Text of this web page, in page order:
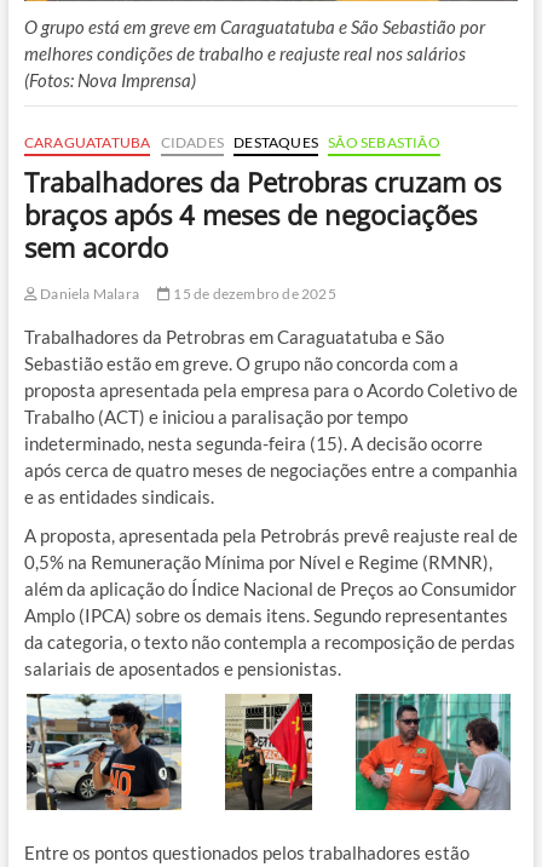
O grupo está em greve em Caraguatatuba e São Sebastião por
melhores condições de trabalho e reajuste real nos salários
(Fotos: Nova Imprensa)
CARAGUATATUBA CIDADES DESTAQUES SÃO SEBASTIÃO
Trabalhadores da Petrobras cruzam os
braços após 4 meses de negociações
sem acordo
Daniela Malara 15 de dezembro de 2025
Trabalhadores da Petrobras em Caraguatatuba e São
Sebastião estão em greve. O grupo não concorda com a
proposta apresentada pela empresa para o Acordo Coletivo de
Trabalho (ACT) e iniciou a paralisação por tempo
indeterminado, nesta segunda-feira (15). A decisão ocorre
após cerca de quatro meses de negociações entre a companhia
e as entidades sindicais.
A proposta, apresentada pela Petrobrás prevê reajuste real de
0,5% na Remuneração Mínima por Nível e Regime (RMNR),
além da aplicação do Índice Nacional de Preços ao Consumidor
Amplo (IPCA) sobre os demais itens. Segundo representantes
da categoria, o texto não contempla a recomposição de perdas
salariais de aposentados e pensionistas.
Entre os pontos questionados pelos trabalhadores estão